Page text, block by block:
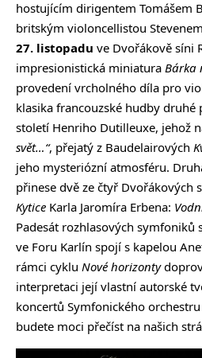
hostujícím dirigentem Tomášem
britským violoncellistou
27. listopadu ve Dvořákově síni
impresionistická miniatura Bárka
provedení vrcholného díla pro
klasika francouzské hudby druhé
století Henriho Dutilleuxe, jehož
svět…“, přejatý z Baudelairových
jeho mysteriózní atmosféru.
přinese dvě ze čtyř Dvořákových
Kytice Karla Jaromíra Erbena:
Padesát rozhlasových symfoniků
ve Foru Karlín spojí s kapelou
rámci cyklu Nové horizonty
interpretaci její vlastní autorské
koncertů Symfonického
budete moci přečíst na našich